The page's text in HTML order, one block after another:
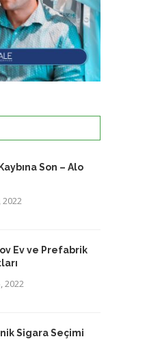
Son – Alo
2022
Ev ve Prefabrik
2022
Sigara Seçimi